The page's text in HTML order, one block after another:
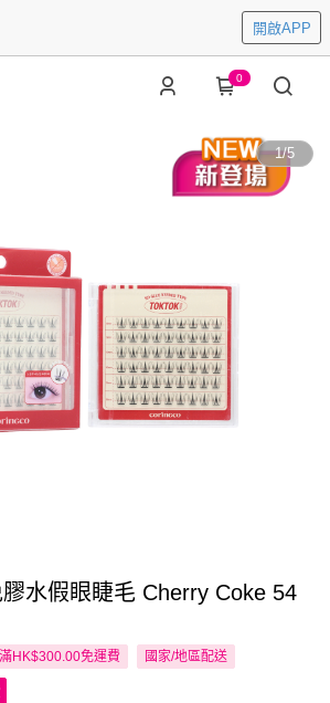
開啟APP
0
1/5
水假眼睫毛 Cherry Coke 54
HK$300.00免運費 國家/地區配送